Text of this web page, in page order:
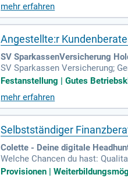
mehr erfahren
Angestellte:r
SV SparkassenVersicherung
SV Sparkassen Versicherung;
öller: Leiter der
Festanstellung | Gutes
mehr erfahren
Selbstständiger
Colette - Deine digitale
Welche Chancen du hast:
er Frankfurt School of Finance
Provisionen |